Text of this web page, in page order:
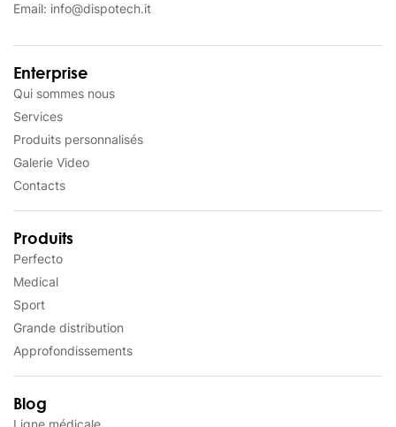
Email: info@dispotech.it
Enterprise
Qui sommes nous
Services
Produits personnalisés
Galerie Video
Contacts
Produits
Perfecto
Medical
Sport
Grande distribution
Approfondissements
Blog
Ligne médicale